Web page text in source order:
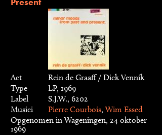
Act
Rein de Graaff / Dick Vennik
Type
LP, 1969
Label
S.J.W., 6202
Musici
Pierre Courbois,Wim Essed
Opgenomen in Wageningen, 24 oktober
1969